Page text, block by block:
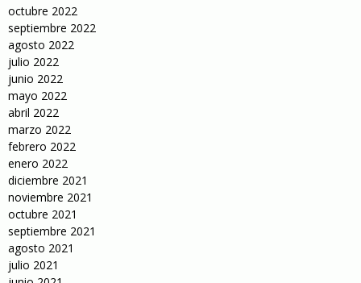
octubre 2022
septiembre 2022
agosto 2022
julio 2022
junio 2022
mayo 2022
abril 2022
marzo 2022
febrero 2022
enero 2022
diciembre 2021
noviembre 2021
octubre 2021
septiembre 2021
agosto 2021
julio 2021